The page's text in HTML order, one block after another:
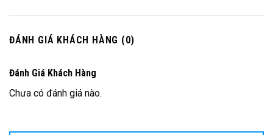
ĐÁNH GIÁ KHÁCH HÀNG (0)
Đánh Giá Khách Hàng
Chưa có đánh giá nào.